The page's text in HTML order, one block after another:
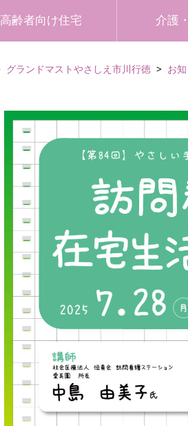
高齢者向け住宅 介護
グランドマストやさしえ市川行徳 お